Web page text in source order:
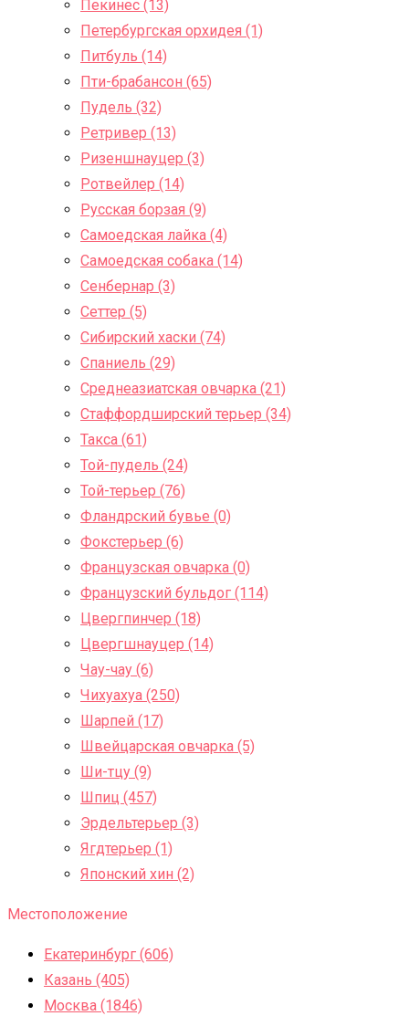
Пекинес (13)
Петербургская орхидея (1)
Питбуль (14)
Пти-брабансон (65)
Пудель (32)
Ретривер (13)
Ризеншнауцер (3)
Ротвейлер (14)
Русская борзая (9)
Самоедская лайка (4)
Самоедская собака (14)
Сенбернар (3)
Сеттер (5)
Сибирский хаски (74)
Спаниель (29)
Среднеазиатская овчарка (21)
Стаффордширский терьер (34)
Такса (61)
Той-пудель (24)
Той-терьер (76)
Фландрский бувье (0)
Фокстерьер (6)
Французская овчарка (0)
Французский бульдог (114)
Цвергпинчер (18)
Цвергшнауцер (14)
Чау-чау (6)
Чихуахуа (250)
Шарпей (17)
Швейцарская овчарка (5)
Ши-тцу (9)
Шпиц (457)
Эрдельтерьер (3)
Ягдтерьер (1)
Японский хин (2)
Местоположение
Екатеринбург (606)
Казань (405)
Москва (1846)